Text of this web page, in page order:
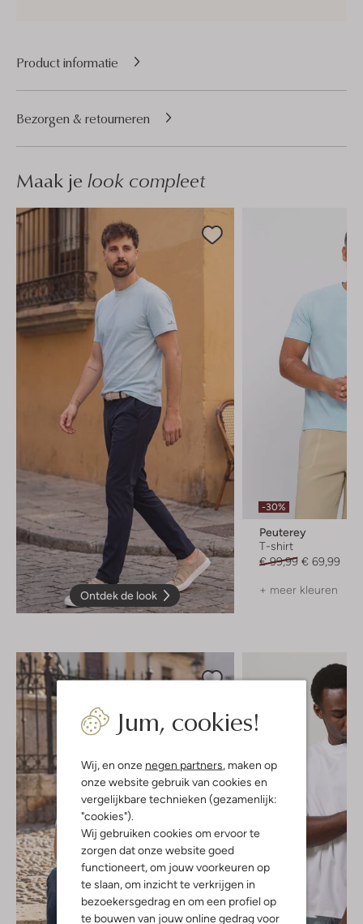
Jum, cookies!
Wij, en onze negen partners, maken op
onze website gebruik van cookies en
vergelijkbare technieken (gezamenlijk:
"cookies").
Wij gebruiken cookies om ervoor te
zorgen dat onze website goed
functioneert, om jouw voorkeuren op
te slaan, om inzicht te verkrijgen in
bezoekersgedrag en om een profiel op
te bouwen van jouw online gedrag voor
Product informatie
Bezorgen & retourneren
Maak je look compleet
Ontdek de look
-30%
Peuterey
T-shirt
€ 99,99 € 69,99
+ meer kleuren